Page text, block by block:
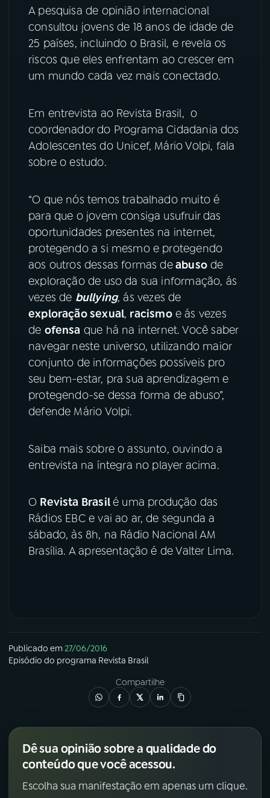
ACOMPANHE A RÁDIO NACIONAL
YouTube Facebook
Instagram
A pesquisa de opinião internacional
consultou jovens de 18 anos de idade de
25 países, incluindo o Brasil, e revela os
riscos que eles enfrentam ao crescer em
um mundo cada vez mais conectado.
Em entrevista ao Revista Brasil, o
coordenador do Programa Cidadania dos
Adolescentes do Unicef, Mário Volpi, fala
sobre o estudo.
“O que nós temos trabalhado muito é
para que o jovem consiga usufruir das
oportunidades presentes na internet,
protegendo a si mesmo e protegendo
aos outros dessas formas deabusode
exploração de uso da sua informação, ás
vezes de bullying, ás vezes de
exploração sexual, racismoe ás vezes
de ofensa que há na internet. Você saber
navegar neste universo, utilizando maior
conjunto de informações possíveis pro
seu bem-estar, pra sua aprendizagem e
protegendo-se dessa forma de abuso”,
defende Mário Volpi.
Saiba mais sobre o assunto, ouvindo a
entrevista na íntegra no player acima.
O Revista Brasilé uma produção das
Rádios EBC e vai ao ar, de segunda a
sábado, às 8h, na Rádio Nacional AM
Brasília. A apresentação é de Valter Lima.
Publicado em27/06/2016
Episódio do programa Revista Brasil
Compartilhe
Dê sua opinião sobre a qualidade do
conteúdo que você acessou.
Escolha sua manifestação em apenas um clique.